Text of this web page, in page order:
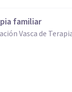
familiar
Vasca de